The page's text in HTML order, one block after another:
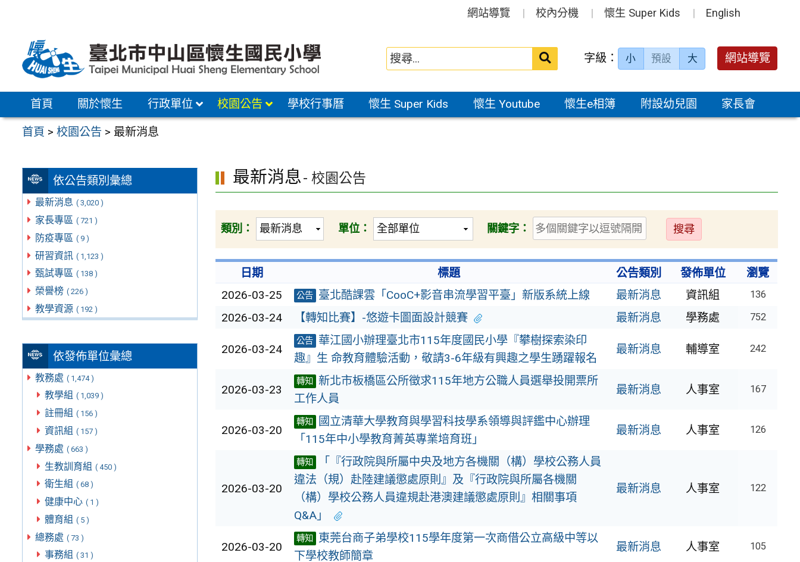
區
網站導覽 校內分機 懷生 Super Kids English
送出 字級： 小 預設 大 網站導覽
首頁 關於懷生 行政單位 校園公告 學校行事曆 懷生 Super Kids 懷生 Youtube 懷生e相簿 附設幼兒園 家長會
首頁 >校園公告 > 最新消息
依公告類別彙總
最新消息 ( 3,020 )
家長專區 ( 721 )
防疫專區 ( 9 )
研習資訊 ( 1,123 )
甄試專區 ( 138 )
榮譽榜 ( 226 )
教學資源 ( 192 )
依發佈單位彙總
教務處 ( 1,474 )
教學組 ( 1,039 )
註冊組 ( 156 )
資訊組 ( 157 )
學務處 ( 663 )
生教訓育組 ( 450 )
衛生組 ( 68 )
健康中心 ( 1 )
體育組 ( 5 )
總務處 ( 73 )
事務組 ( 31 )
最新消息- 校園公告
類別： 單位： 關鍵字：
送
出
日期 標題 公告類別 發佈單位
瀏覽
2026-03-25
公告 臺北酷課雲「CooC+影音串流學習平臺」新版系統上線 最新消息 資訊組 136
2026-03-24 【轉知比賽】-悠遊卡圖面設計競賽 最新消息 學務處 752
2026-03-24
公告 華江國小辦理臺北市115年度國民小學『攀樹探索染印
趣』生 命教育體驗活動，敬請3-6年級有興趣之學生踴躍報名
最新消息 輔導室 242
2026-03-23
轉知
新北市板橋區公所徵求115年地方公職人員選舉投開票所
工作人員
最新消息 人事室 167
2026-03-20
轉知
國立清華大學教育與學習科技學系領導與評鑑中心辦理
「115年中小學教育菁英專業培育班」
最新消息 人事室 126
2026-03-20
轉知
「『行政院與所屬中央及地方各機關（構）學校公務人員
違法（規）赴陸建議懲處原則』及『行政院與所屬各機關
（構）學校公務人員違規赴港澳建議懲處原則』相關事項
Q&A」
最新消息 人事室 122
2026-03-20
轉知
東莞台商子弟學校115學年度第一次商借公立高級中等以
下學校教師簡章
最新消息 人事室 105